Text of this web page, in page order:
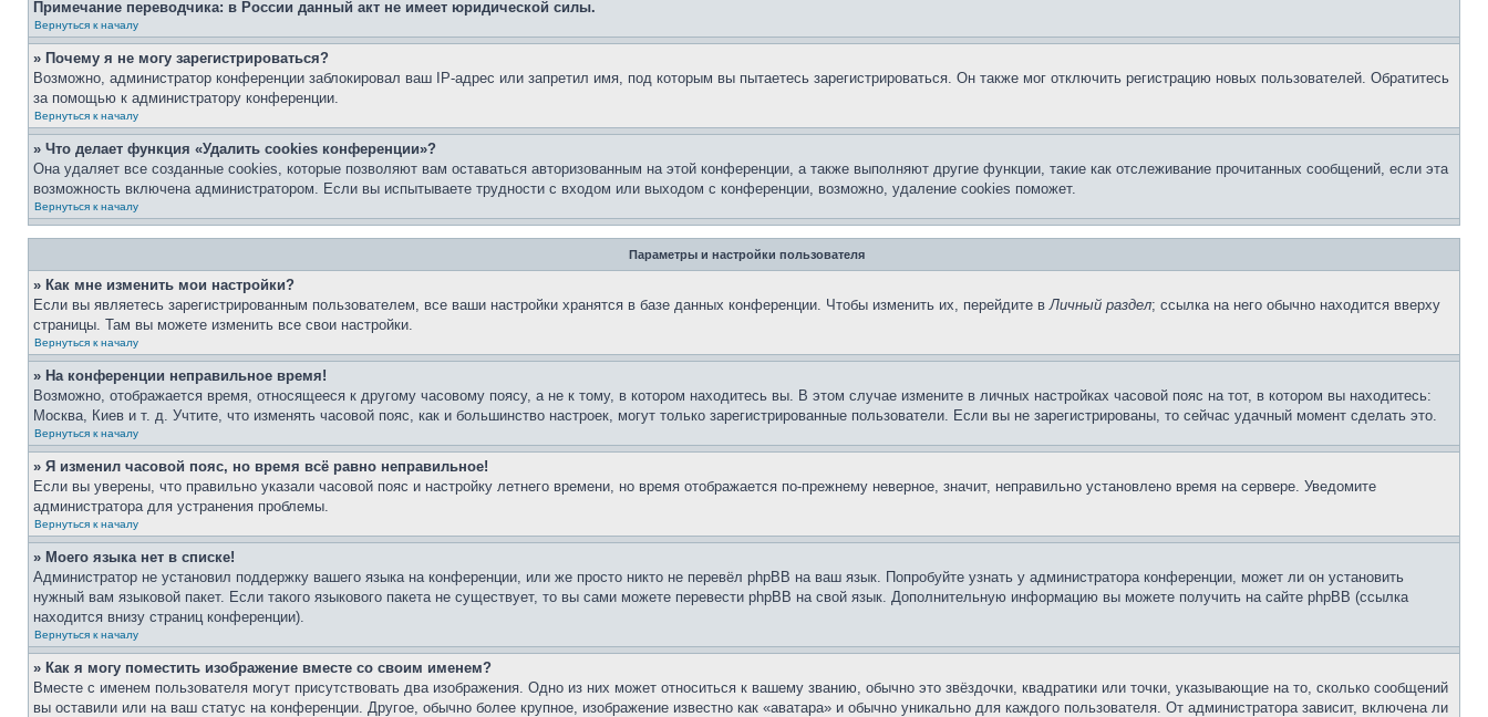
Примечание переводчика: в России данный акт не имеет юридической силы.
Вернуться к началу
» Почему я не могу зарегистрироваться?
Возможно, администратор конференции заблокировал ваш IP-адрес или запретил имя, под которым вы пытаетесь зарегистрироваться. Он также мог отключить регистрацию новых пользователей. Обратитесь
за помощью к администратору конференции.
Вернуться к началу
» Что делает функция «Удалить cookies конференции»?
Она удаляет все созданные cookies, которые позволяют вам оставаться авторизованным на этой конференции, а также выполняют другие функции, такие как отслеживание прочитанных сообщений, если эта
возможность включена администратором. Если вы испытываете трудности с входом или выходом с конференции, возможно, удаление cookies поможет.
Вернуться к началу
Параметры и настройки пользователя
» Как мне изменить мои настройки?
Если вы являетесь зарегистрированным пользователем, все ваши настройки хранятся в базе данных конференции. Чтобы изменить их, перейдите вЛичный раздел; ссылка на него обычно находится вверху
страницы. Там вы можете изменить все свои настройки.
Вернуться к началу
» На конференции неправильное время!
Возможно, отображается время, относящееся к другому часовому поясу, а не к тому, в котором находитесь вы. В этом случае измените в личных настройках часовой пояс на тот, в котором вы находитесь:
Москва, Киев и т. д. Учтите, что изменять часовой пояс, как и большинство настроек, могут только зарегистрированные пользователи. Если вы не зарегистрированы, то сейчас удачный момент сделать это.
Вернуться к началу
» Я изменил часовой пояс, но время всё равно неправильное!
Если вы уверены, что правильно указали часовой пояс и настройку летнего времени, но время отображается по-прежнему неверное, значит, неправильно установлено время на сервере. Уведомите
администратора для устранения проблемы.
Вернуться к началу
» Моего языка нет в списке!
Администратор не установил поддержку вашего языка на конференции, или же просто никто не перевёл phpBB на ваш язык. Попробуйте узнать у администратора конференции, может ли он установить
нужный вам языковой пакет. Если такого языкового пакета не существует, то вы сами можете перевести phpBB на свой язык. Дополнительную информацию вы можете получить на сайте phpBB (ссылка
находится внизу страниц конференции).
Вернуться к началу
» Как я могу поместить изображение вместе со своим именем?
Вместе с именем пользователя могут присутствовать два изображения. Одно из них может относиться к вашему званию, обычно это звёздочки, квадратики или точки, указывающие на то, сколько сообщений
вы оставили или на ваш статус на конференции. Другое, обычно более крупное, изображение известно как «аватара» и обычно уникально для каждого пользователя. От администратора зависит, включена ли